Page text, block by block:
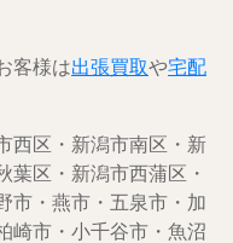
客様は出張買取や宅配
西区・新潟市南区・新
葉区・新潟市西蒲区・
市・燕市・五泉市・加
崎市・小千谷市・魚沼